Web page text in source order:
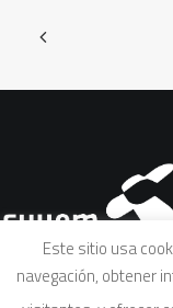
Este sitio usa
navegación, obtener